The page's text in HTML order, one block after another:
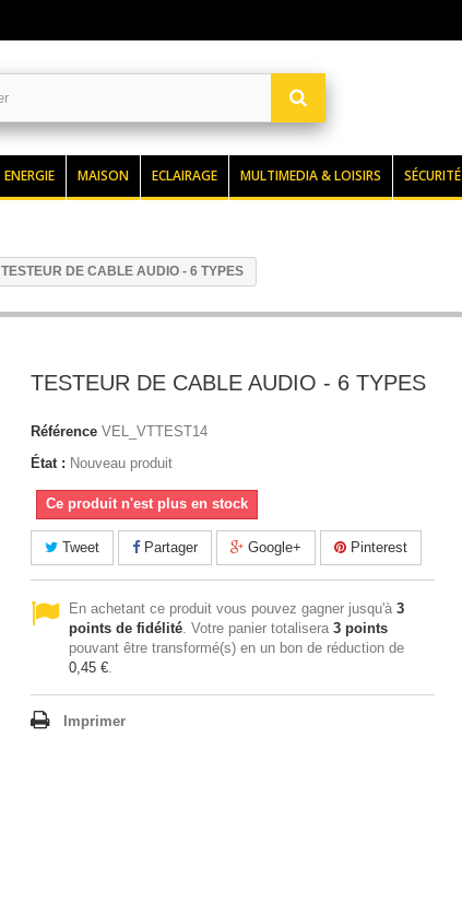
ENERGIE MAISON ECLAIRAGE MULTIMEDIA & LOISIRS SÉCURITÉ
TESTEUR DE CABLE AUDIO - 6 TYPES
TESTEUR DE CABLE AUDIO - 6 TYPES
Référence VEL_VTTEST14
État : Nouveau produit
Ce produit n'est plus en stock
Tweet Partager Google+ Pinterest
En achetant ce produit vous pouvez gagner jusqu'à 3
points de fidélité. Votre panier totalisera 3 points
pouvant être transformé(s) en un bon de réduction de
0,45 €.
Imprimer